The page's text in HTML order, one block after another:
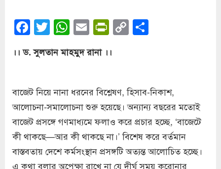
Facebook
Twitter
WhatsApp
EmailPrintFriendly
Copy
Link
।। ড. সুলতান মাহমুদ রানা ।।
বাজেট নিয়ে নানা ধরনের বিশ্লেষণ, হিসাব-নিকাশ,
আলোচনা-সমালোচনা শুরু হয়েছে। অন্যান্য বছরের মতোই
বাজেট প্রসঙ্গে গণমাধ্যমে ফলাও করে প্রচার হচ্ছে, ‘বাজেটে
কী থাকছে—আর কী থাকছে না।’ বিশেষ করে বর্তমান
বাস্তবতায় দেশে কর্মসংস্থান প্রসঙ্গটি অত্যন্ত আলোচিত হচ্ছে।
এ কথা বলার অপেক্ষা রাখে না যে দীর্ঘ সময় করোনার